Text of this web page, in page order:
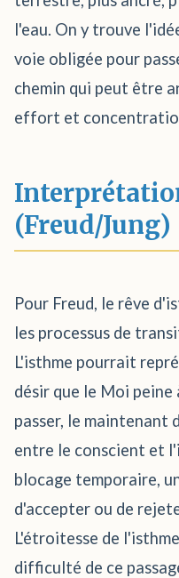
l'eau. On y trouve
voie obligée pour
chemin qui peut être
effort et
(Freud/Jung)
Pour Freud, le rêve
les processus de
L'isthme pourrait
désir que le Moi
passer, le maintenant
entre le conscient et
blocage temporaire,
d'accepter ou de
L'étroitesse de
difficulté de ce